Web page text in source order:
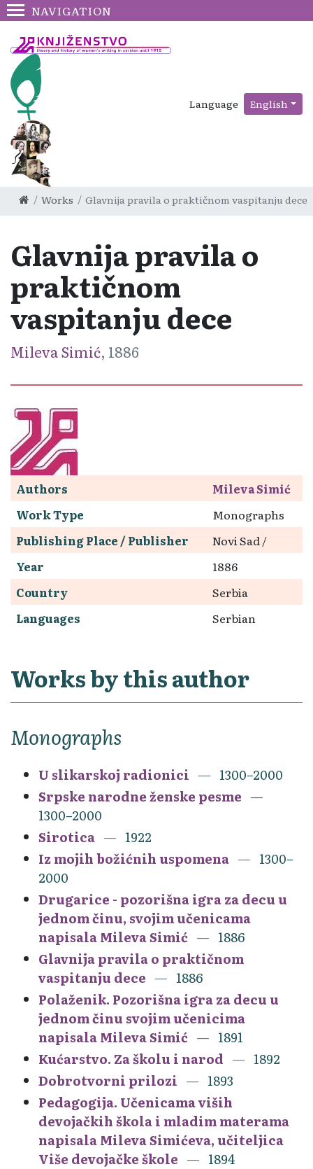
NAVIGATION
Language English
Works Glavnija pravila o praktičnom vaspitanju dece
Glavnija pravila o
praktičnom
vaspitanju dece
Mileva Simić, 1886
Authors
Mileva Simić
Work Type
Monographs
Publishing Place / Publisher
Novi Sad /
Year
1886
Country
Serbia
Languages
Serbian
Works by this author
Monographs
U slikarskoj radionici
1300–2000
Srpske narodne ženske pesme
1300–2000
Sirotica
1922
Iz mojih božićnih uspomena
1300–
2000
Drugarice - pozorišna igra za decu u
jednom činu, svojim učenicama
napisala Mileva Simić
1886
Glavnija pravila o praktičnom
vaspitanju dece
1886
Polaženik. Pozorišna igra za decu u
jednom činu svojim učenicima
napisala Mileva Simić
1891
Kućarstvo. Za školu i narod
1892
Dobrotvorni prilozi
1893
Pedagogija. Učenicama viših
devojačkih škola i mladim materama
napisala Mileva Simićeva, učiteljica
Više devojačke škole
1894